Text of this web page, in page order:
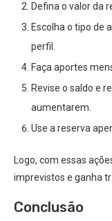
Defina o valor da
Escolha o tipo de
perfil.
Faça aportes
Revise o saldo e
aumentarem.
Use a reserva
Logo, com essas
imprevistos e ganha
Conclusão